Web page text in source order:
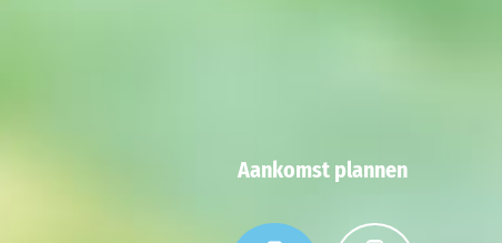
Aankomst plannen